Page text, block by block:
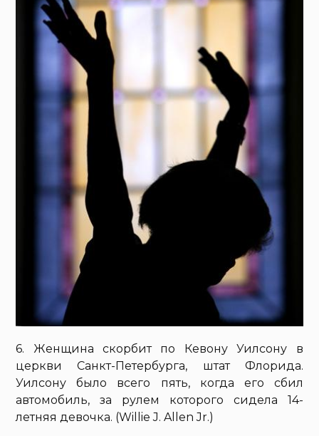
6. Женщина скорбит по Кевону Уилсону в
церкви Санкт-Петербурга, штат Флорида.
Уилсону было всего пять, когда его сбил
автомобиль, за рулем которого сидела 14-
летняя девочка. (Willie J. Allen Jr.)